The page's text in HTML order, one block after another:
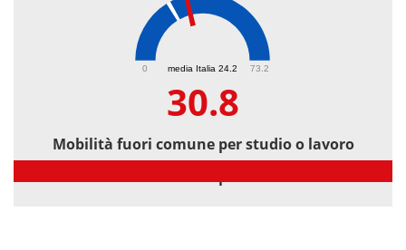
media Italia 24.2
0 73.2
30.8
Mobilità fuori comune per studio o lavoro